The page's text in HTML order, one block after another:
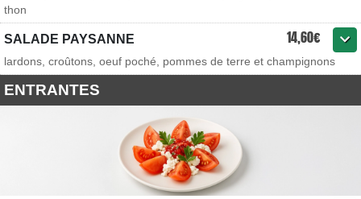
thon
SALADE PAYSANNE 14,60€
lardons, croûtons, oeuf poché, pommes de terre et champignons
ENTRANTES